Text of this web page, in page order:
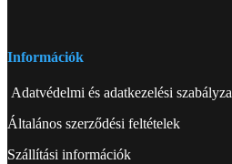
Információk
Adatvédelmi és adatkezelési
Általános szerződési feltételek
Szállítási információk